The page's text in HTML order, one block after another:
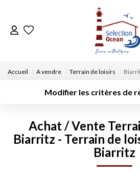
ACCUEIL
DÉPOSEZ VOTRE
Accueil A vendre Terrain de loisirs
Modifier les critères de
Sélectionnez...
Type de bien
Surface min
Achat / Vente
Biarritz - Terrain de
Biarritz